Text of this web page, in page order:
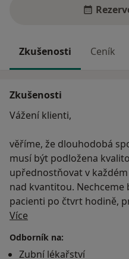
Zkušenosti Ceník
Zkušenosti
Vážení klienti,
věříme, že dlouhodobá
musí být podložena
upřednostňovat v
nad kvantitou.
pacienti po čtvrt hodině,
na krátkou dobu, než zase
komplexní přístup k
potížím a potřebám, v
Více
Odborník na:
Zubní lékařství